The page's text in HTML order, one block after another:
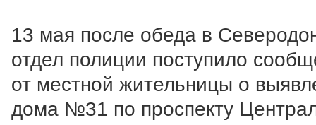
13 мая после обеда в
отдел полиции поступило
от местной жительницы о
дома №31 по проспекту